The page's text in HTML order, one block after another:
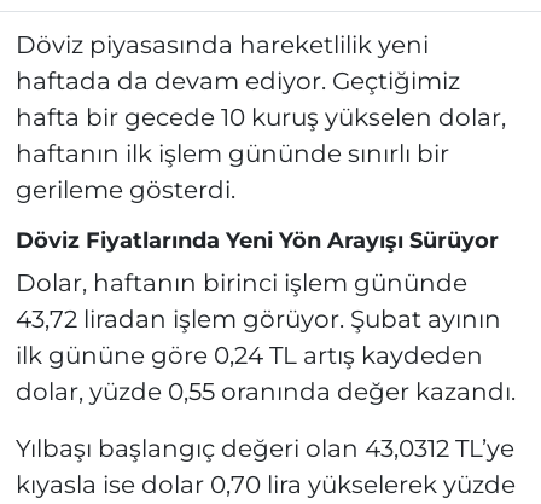
Döviz piyasasında hareketlilik yeni
haftada da devam ediyor. Geçtiğimiz
hafta bir gecede 10 kuruş yükselen dolar,
haftanın ilk işlem gününde sınırlı bir
gerileme gösterdi.
Döviz Fiyatlarında Yeni Yön Arayışı Sürüyor
Dolar, haftanın birinci işlem gününde
43,72 liradan işlem görüyor. Şubat ayının
ilk gününe göre 0,24 TL artış kaydeden
dolar, yüzde 0,55 oranında değer kazandı.
Yılbaşı başlangıç değeri olan 43,0312 TL’ye
kıyasla ise dolar 0,70 lira yükselerek yüzde